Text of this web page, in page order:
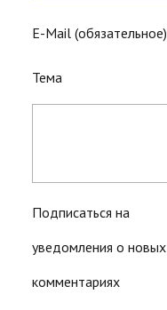
E-Mail (обязательное)
Тема
Подписаться на
уведомления о новых
комментариях